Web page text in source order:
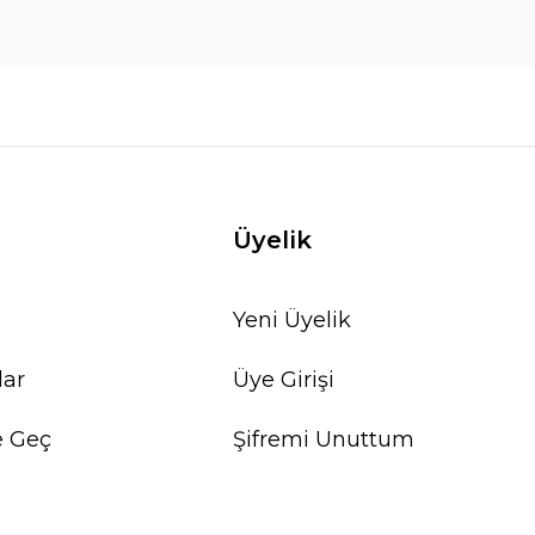
Geç
Üyelik
Yeni Üyelik
Üye Girişi
Şifremi Unuttum